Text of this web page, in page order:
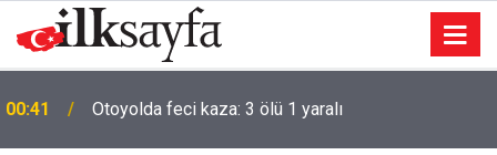
00:41 Otoyolda feci kaza: 3 ölü 1 yaralı